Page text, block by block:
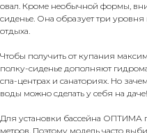
овал. Кроме необычной формы,
сиденье. Она образует три
отдыха.
Чтобы получить от купания
полку-сиденье дополняют
спа-центрах и санаториях. Но
воды можно сделать у себя на даче!
Для установки бассейна ОПТИМА
метров. Поэтому модель часто